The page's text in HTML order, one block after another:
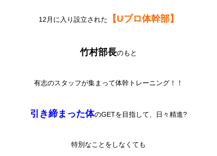
12月に入り設立された 【Uプロ体幹部】
竹村部長のもと
有志のスタッフが集まって体幹トレーニング！！
引き締まった体のGETを目指して、日々精進?
特別なことをしなくても